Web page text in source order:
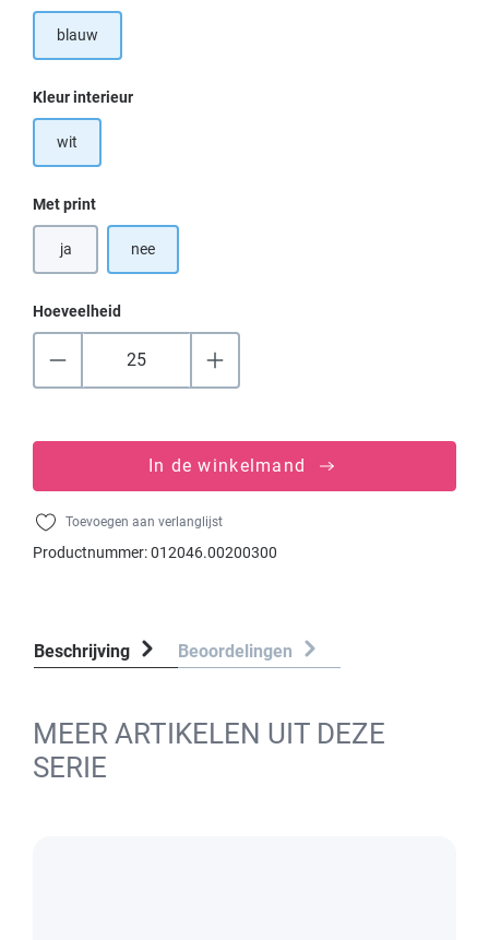
blauw
Selecteer
Kleur interieur
wit
Selecteer
Met print
ja nee
Hoeveelheid
In de winkelmand
Toevoegen aan verlanglijst
Productnummer:012046.00200300
Beschrijving Beoordelingen
MEER ARTIKELEN UIT DEZE
SERIE